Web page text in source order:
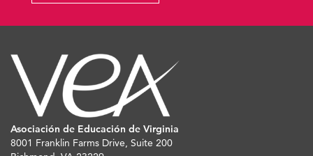
Asociación de Educación de Virginia
8001 Franklin Farms Drive, Suite 200